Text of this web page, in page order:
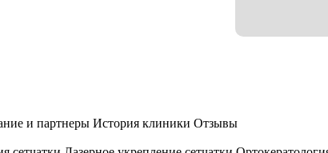
и партнеры История клиники Отзывы